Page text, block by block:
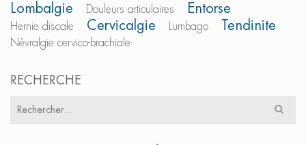
Lombalgie Douleurs articulaires Entorse
Hernie discale Cervicalgie Lumbago Tendinite
Névralgie cervico-brachiale
RECHERCHE
Résultats